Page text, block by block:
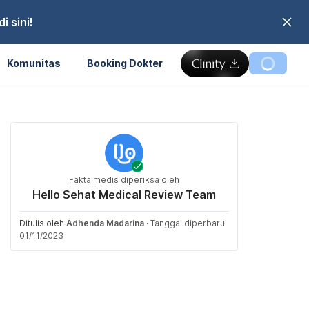
sini!
Komunitas Booking Dokter
Fakta medis diperiksa oleh
Hello Sehat Medical Review Team
Ditulis oleh Adhenda Madarina · Tanggal diperbarui
01/11/2023